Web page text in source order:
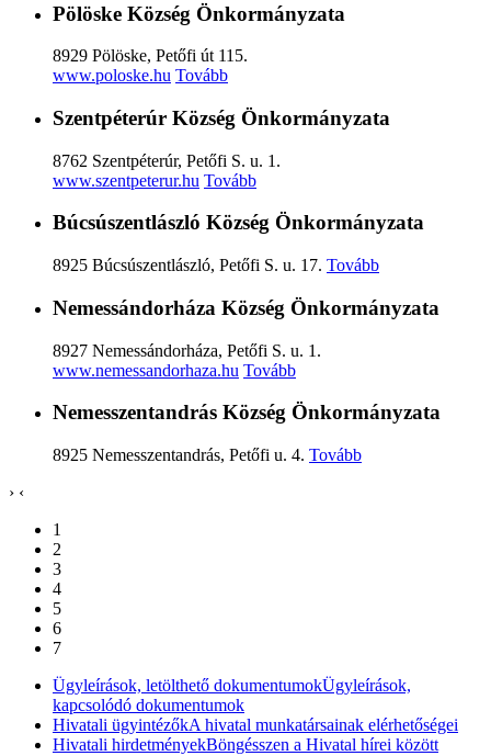
Pölöske Község Önkormányzata
8929 Pölöske, Petőfi út 115.
www.poloske.hu Tovább
Szentpéterúr Község Önkormányzata
8762 Szentpéterúr, Petőfi S. u. 1.
www.szentpeterur.hu Tovább
Búcsúszentlászló Község Önkormányzata
8925 Búcsúszentlászló, Petőfi S. u. 17. Tovább
Nemessándorháza Község Önkormányzata
8927 Nemessándorháza, Petőfi S. u. 1.
www.nemessandorhaza.hu Tovább
Nemesszentandrás Község Önkormányzata
8925 Nemesszentandrás, Petőfi u. 4. Tovább
› ‹
1
2
3
4
5
6
7
Ügyleírások, letölthető dokumentumokÜgyleírások,
kapcsolódó dokumentumok
Hivatali ügyintézőkA hivatal munkatársainak elérhetőségei
Hivatali hirdetményekBöngésszen a Hivatal hírei között